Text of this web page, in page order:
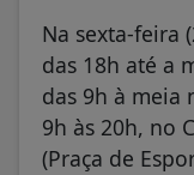
Na sexta-feira
das 18h até a
das 9h à meia
9h às 20h, no
(Praça de